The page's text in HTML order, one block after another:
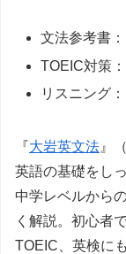
文法参考書：
TOEIC対策
リスニング
『大岩英文法 』
英語の基礎をし
中学レベルから
く解説。初心者
TOEIC、英検に